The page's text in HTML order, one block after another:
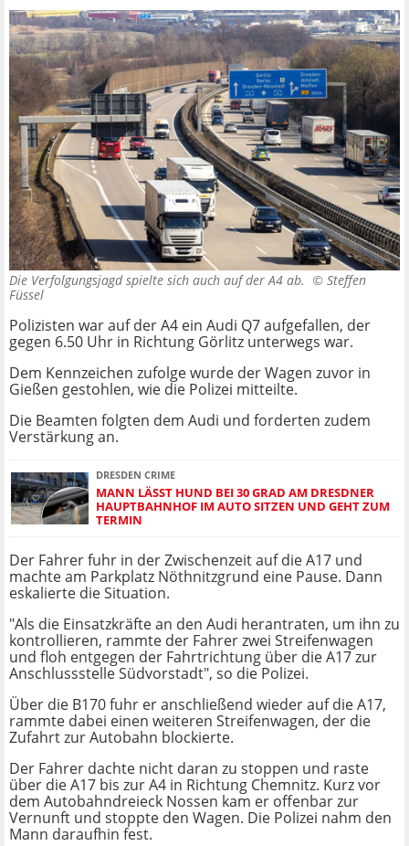
Die Verfolgungsjagd spielte sich auch auf der A4 ab. © Steffen
Füssel
Polizisten war auf der A4 ein Audi Q7 aufgefallen, der
gegen 6.50 Uhr in Richtung Görlitz unterwegs war.
Dem Kennzeichen zufolge wurde der Wagen zuvor in
Gießen gestohlen, wie die Polizei mitteilte.
Die Beamten folgten dem Audi und forderten zudem
Verstärkung an.
DRESDEN CRIME
MANN LÄSST HUND BEI 30 GRAD AM DRESDNER
HAUPTBAHNHOF IM AUTO SITZEN UND GEHT ZUM
TERMIN
Der Fahrer fuhr in der Zwischenzeit auf die A17 und
machte am Parkplatz Nöthnitzgrund eine Pause. Dann
eskalierte die Situation.
"Als die Einsatzkräfte an den Audi herantraten, um ihn zu
kontrollieren, rammte der Fahrer zwei Streifenwagen
und floh entgegen der Fahrtrichtung über die A17 zur
Anschlussstelle Südvorstadt", so die Polizei.
Über die B170 fuhr er anschließend wieder auf die A17,
rammte dabei einen weiteren Streifenwagen, der die
Zufahrt zur Autobahn blockierte.
Der Fahrer dachte nicht daran zu stoppen und raste
über die A17 bis zur A4 in Richtung Chemnitz. Kurz vor
dem Autobahndreieck Nossen kam er offenbar zur
Vernunft und stoppte den Wagen. Die Polizei nahm den
Mann daraufhin fest.